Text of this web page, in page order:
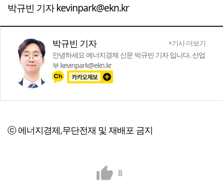
박규빈 기자 kevinpark@ekn.kr
박규빈 기자
+기사 더보기
안녕하세요 에너지경제 신문 박규빈 기자 입니다. 산업
부 kevinpark@ekn.kr
ⓒ 에너지경제,무단전재 및 재배포 금지
8